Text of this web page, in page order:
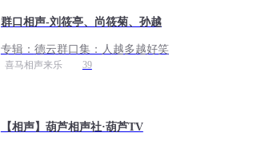
群口相声-刘筱亭、尚筱菊、孙越
专辑： 德云群口集：人越多越好笑
喜马相声来乐 39
【相声】葫芦相声社·葫芦TV